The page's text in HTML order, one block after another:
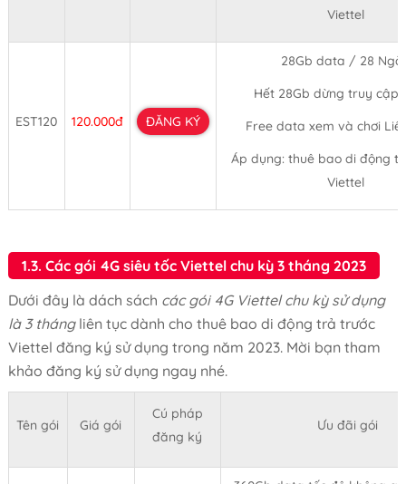
Viettel
EST120 120.000đ ĐĂNG KÝ
28Gb data / 28
Hết 28Gb dừng truy cập
Free data xem và chơi
Áp dụng: thuê bao di động
Viettel
1.3. Các gói 4G siêu tốc Viettel chu kỳ 3 tháng 2023
Dưới đây là dách sách các gói 4G Viettel chu kỳ sử dụng
là 3 thángliên tục dành cho thuê bao di động trả trước
Viettel đăng ký sử dụng trong năm 2023. Mời bạn tham
khảo đăng ký sử dụng ngay nhé.
Tên gói Giá gói
Cú pháp
đăng ký
Ưu đãi gói